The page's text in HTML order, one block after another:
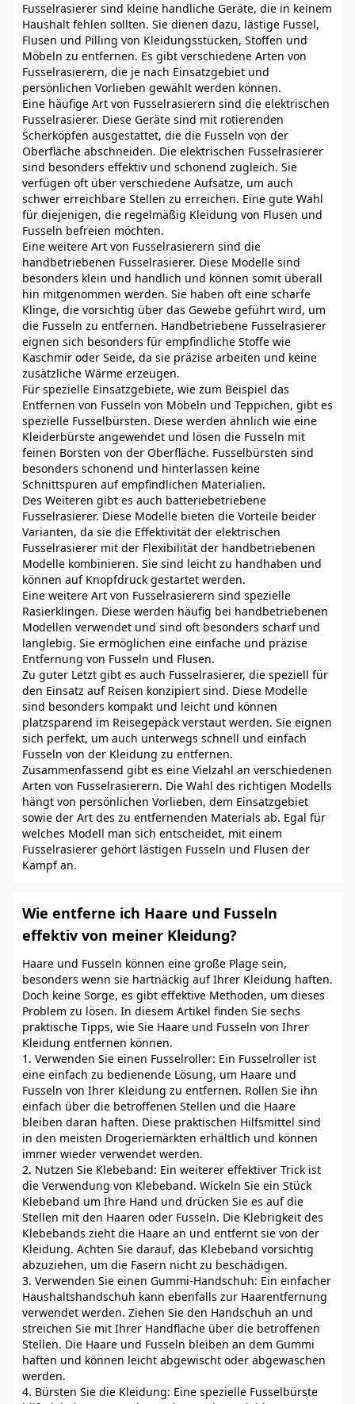
Fusselrasierer sind kleine handliche Geräte, die in keinem
Haushalt fehlen sollten. Sie dienen dazu, lästige Fussel,
Flusen und Pilling von Kleidungsstücken, Stoffen und
Möbeln zu entfernen. Es gibt verschiedene Arten von
Fusselrasierern, die je nach Einsatzgebiet und
persönlichen Vorlieben gewählt werden können.
Eine häufige Art von Fusselrasierern sind die elektrischen
Fusselrasierer. Diese Geräte sind mit rotierenden
Scherköpfen ausgestattet, die die Fusseln von der
Oberfläche abschneiden. Die elektrischen Fusselrasierer
sind besonders effektiv und schonend zugleich. Sie
verfügen oft über verschiedene Aufsätze, um auch
schwer erreichbare Stellen zu erreichen. Eine gute Wahl
für diejenigen, die regelmäßig Kleidung von Flusen und
Fusseln befreien möchten.
Eine weitere Art von Fusselrasierern sind die
handbetriebenen Fusselrasierer. Diese Modelle sind
besonders klein und handlich und können somit überall
hin mitgenommen werden. Sie haben oft eine scharfe
Klinge, die vorsichtig über das Gewebe geführt wird, um
die Fusseln zu entfernen. Handbetriebene Fusselrasierer
eignen sich besonders für empfindliche Stoffe wie
Kaschmir oder Seide, da sie präzise arbeiten und keine
zusätzliche Wärme erzeugen.
Für spezielle Einsatzgebiete, wie zum Beispiel das
Entfernen von Fusseln von Möbeln und Teppichen, gibt es
spezielle Fusselbürsten. Diese werden ähnlich wie eine
Kleiderbürste angewendet und lösen die Fusseln mit
feinen Borsten von der Oberfläche. Fusselbürsten sind
besonders schonend und hinterlassen keine
Schnittspuren auf empfindlichen Materialien.
Des Weiteren gibt es auch batteriebetriebene
Fusselrasierer. Diese Modelle bieten die Vorteile beider
Varianten, da sie die Effektivität der elektrischen
Fusselrasierer mit der Flexibilität der handbetriebenen
Modelle kombinieren. Sie sind leicht zu handhaben und
können auf Knopfdruck gestartet werden.
Eine weitere Art von Fusselrasierern sind spezielle
Rasierklingen. Diese werden häufig bei handbetriebenen
Modellen verwendet und sind oft besonders scharf und
langlebig. Sie ermöglichen eine einfache und präzise
Entfernung von Fusseln und Flusen.
Zu guter Letzt gibt es auch Fusselrasierer, die speziell für
den Einsatz auf Reisen konzipiert sind. Diese Modelle
sind besonders kompakt und leicht und können
platzsparend im Reisegepäck verstaut werden. Sie eignen
sich perfekt, um auch unterwegs schnell und einfach
Fusseln von der Kleidung zu entfernen.
Zusammenfassend gibt es eine Vielzahl an verschiedenen
Arten von Fusselrasierern. Die Wahl des richtigen Modells
hängt von persönlichen Vorlieben, dem Einsatzgebiet
sowie der Art des zu entfernenden Materials ab. Egal für
welches Modell man sich entscheidet, mit einem
Fusselrasierer gehört lästigen Fusseln und Flusen der
Kampf an.
Wie entferne ich Haare und Fusseln
effektiv von meiner Kleidung?
Haare und Fusseln können eine große Plage sein,
besonders wenn sie hartnäckig auf Ihrer Kleidung haften.
Doch keine Sorge, es gibt effektive Methoden, um dieses
Problem zu lösen. In diesem Artikel finden Sie sechs
praktische Tipps, wie Sie Haare und Fusseln von Ihrer
Kleidung entfernen können.
1. Verwenden Sie einen Fusselroller: Ein Fusselroller ist
eine einfach zu bedienende Lösung, um Haare und
Fusseln von Ihrer Kleidung zu entfernen. Rollen Sie ihn
einfach über die betroffenen Stellen und die Haare
bleiben daran haften. Diese praktischen Hilfsmittel sind
in den meisten Drogeriemärkten erhältlich und können
immer wieder verwendet werden.
2. Nutzen Sie Klebeband: Ein weiterer effektiver Trick ist
die Verwendung von Klebeband. Wickeln Sie ein Stück
Klebeband um Ihre Hand und drücken Sie es auf die
Stellen mit den Haaren oder Fusseln. Die Klebrigkeit des
Klebebands zieht die Haare an und entfernt sie von der
Kleidung. Achten Sie darauf, das Klebeband vorsichtig
abzuziehen, um die Fasern nicht zu beschädigen.
3. Verwenden Sie einen Gummi-Handschuh: Ein einfacher
Haushaltshandschuh kann ebenfalls zur Haarentfernung
verwendet werden. Ziehen Sie den Handschuh an und
streichen Sie mit Ihrer Handfläche über die betroffenen
Stellen. Die Haare und Fusseln bleiben an dem Gummi
haften und können leicht abgewischt oder abgewaschen
werden.
4. Bürsten Sie die Kleidung: Eine spezielle Fusselbürste